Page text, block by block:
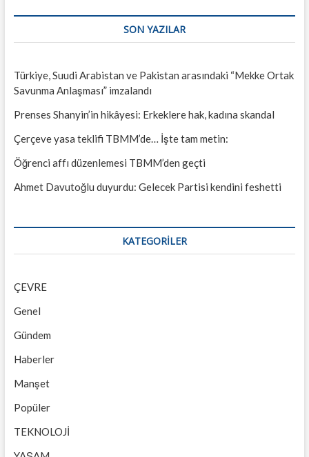
SON YAZILAR
Türkiye, Suudi Arabistan ve Pakistan arasındaki “Mekke Ortak
Savunma Anlaşması” imzalandı
Prenses Shanyin’in hikâyesi: Erkeklere hak, kadına skandal
Çerçeve yasa teklifi TBMM’de… İşte tam metin:
Öğrenci affı düzenlemesi TBMM’den geçti
Ahmet Davutoğlu duyurdu: Gelecek Partisi kendini feshetti
KATEGORILER
ÇEVRE
Genel
Gündem
Haberler
Manşet
Popüler
TEKNOLOJİ